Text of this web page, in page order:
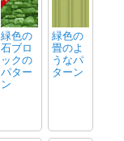
緑色の
石ブロ
ックの
パター
ン
緑色の
畳のよ
うなパ
ターン